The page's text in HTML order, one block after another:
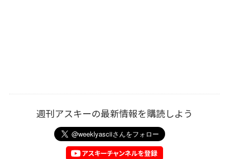
週刊アスキーの最新情報を購読しよう